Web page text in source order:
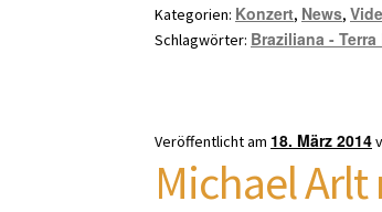
Kategorien: Konzert, News,
Schlagwörter: Braziliana -
Veröffentlicht am 18. März 2014
Michael Arlt